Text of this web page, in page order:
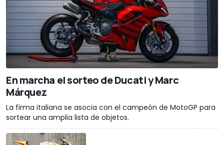
En marcha el sorteo de Ducati y Marc
Márquez
La firma italiana se asocia con el campeón de MotoGP para
sortear una amplia lista de objetos.